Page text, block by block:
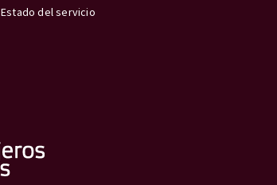
Estado del servicio